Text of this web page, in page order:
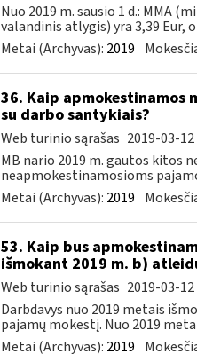
Nuo 2019 m. sausio 1 d.: MMA
valandinis atlygis) yra 3,39 Eur, o
Metai (Archyvas): 2019
36. Kaip apmokestinamos
su darbo santykiais?
Web turinio sąrašas 2019-03-12
MB nario 2019 m. gautos kitos
neapmokestinamosioms
Metai (Archyvas): 2019
53. Kaip bus
išmokant 2019 m. b)
Web turinio sąrašas 2019-03-12
Darbdavys nuo 2019 metais
pajamų mokestį. Nuo 2019
Metai (Archyvas): 2019